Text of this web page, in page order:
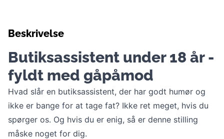
Beskrivelse
Butiksassistent under 18 år -
fyldt med gåpåmod
Hvad slår en butiksassistent, der har godt humør og
ikke er bange for at tage fat? Ikke ret meget, hvis du
spørger os. Og hvis du er enig, så er denne stilling
måske noget for dig.